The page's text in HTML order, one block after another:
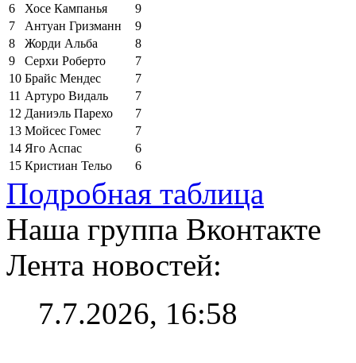
6 Хосе Кампанья
9
7
Антуан Гризманн
9
8
Жорди Альба
8
9
Серхи Роберто
7
10 Брайс Мендес
7
11 Артуро Видаль
7
12 Даниэль Парехо
7
13 Мойсес Гомес
7
14 Яго Аспас
6
15 Кристиан Тельо 6
Подробная таблица
Наша группа Вконтакте
Лента новостей:
7.7.2026, 16:58